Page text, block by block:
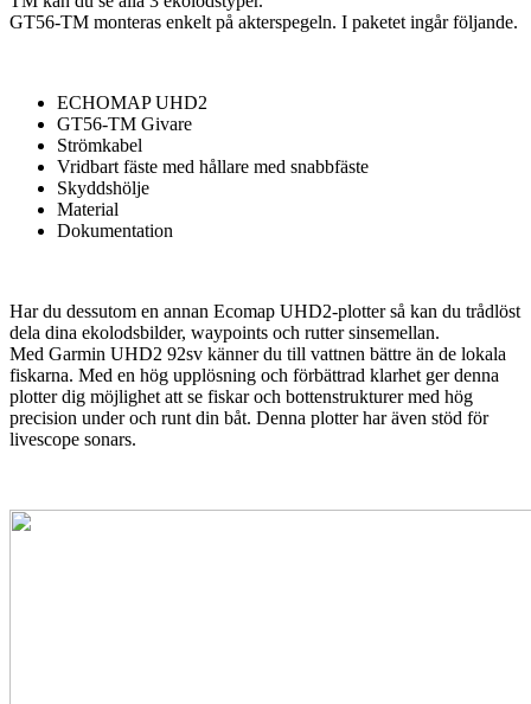
GT56-TM monteras enkelt på akterspegeln. I paketet ingår följande.
ECHOMAP UHD2
GT56-TM Givare
Strömkabel
Vridbart fäste med hållare med snabbfäste
Skyddshölje
Material
Dokumentation
Har du dessutom en annan Ecomap UHD2-plotter så kan du trådlöst
dela dina ekolodsbilder, waypoints och rutter sinsemellan.
Med Garmin UHD2 92sv känner du till vattnen bättre än de lokala
fiskarna. Med en hög upplösning och förbättrad klarhet ger denna
plotter dig möjlighet att se fiskar och bottenstrukturer med hög
precision under och runt din båt. Denna plotter har även stöd för
livescope sonars.